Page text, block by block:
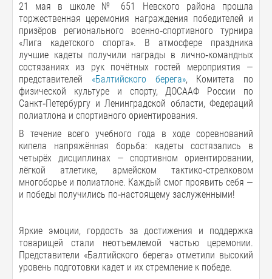
21 мая в школе № 651 Невского района прошла
торжественная церемония награждения победителей и
призёров регионального военно‑спортивного турнира
«Лига кадетского спорта». В атмосфере праздника
лучшие кадеты получили награды в лично‑командных
состязаниях из рук почётных гостей мероприятия —
представителей «Балтийского берега», Комитета по
физической культуре и спорту, ДОСААФ России по
Санкт‑Петербургу и Ленинградской области, Федераций
полиатлона и спортивного ориентирования.
В течение всего учебного года в ходе соревнований
кипела напряжённая борьба: кадеты состязались в
четырёх дисциплинах — спортивном ориентировании,
лёгкой атлетике, армейском тактико‑стрелковом
многоборье и полиатлоне. Каждый смог проявить себя —
и победы получились по‑настоящему заслуженными!
Яркие эмоции, гордость за достижения и поддержка
товарищей стали неотъемлемой частью церемонии.
Представители «Балтийского берега» отметили высокий
уровень подготовки кадет и их стремление к победе.